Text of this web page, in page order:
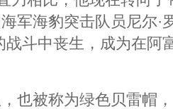
军海豹突击队员尼尔·
战斗中丧生，成为在阿
也被称为绿色贝雷帽